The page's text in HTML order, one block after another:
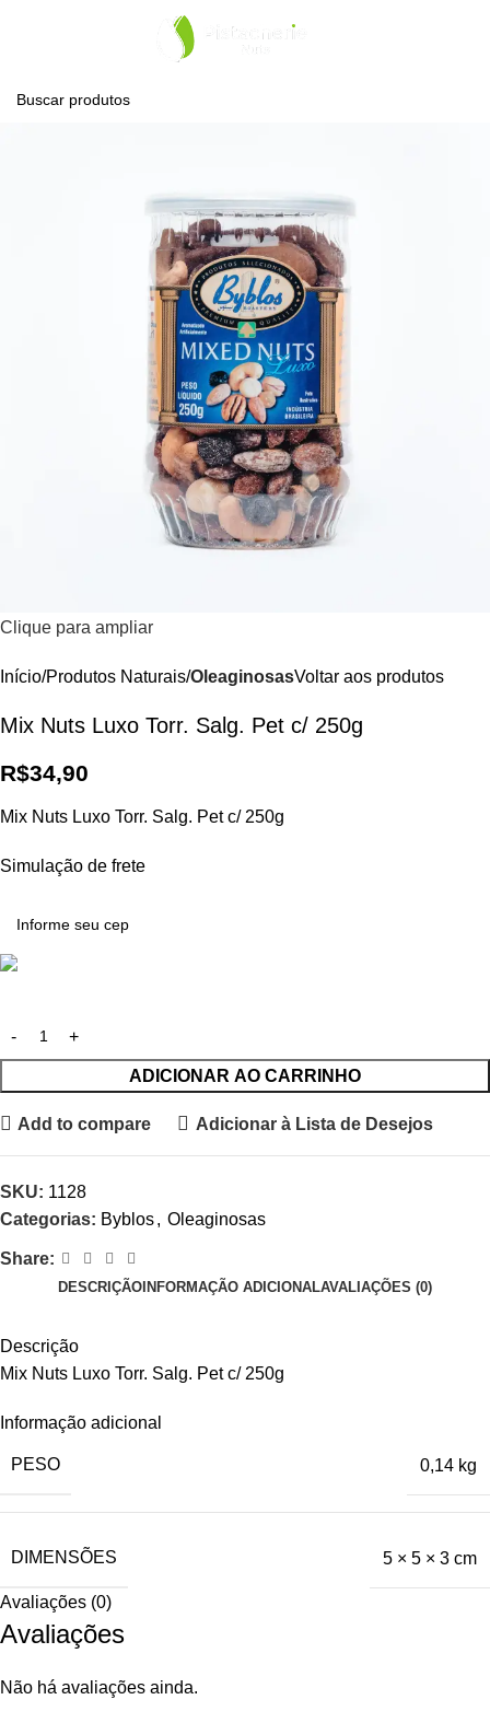
Clique para ampliar
Início Produtos Naturais OleaginosasVoltar aos produtos
Mix Nuts Luxo Torr. Salg. Pet c/ 250g
R$34,90
Mix Nuts Luxo Torr. Salg. Pet c/ 250g
Simulação de frete
ADICIONAR AO CARRINHO
Add to compare Adicionar à Lista de Desejos
SKU: 1128
Categorias: Byblos, Oleaginosas
Share:
DESCRIÇÃO INFORMAÇÃO ADICIONALAVALIAÇÕES (0)
Descrição
Mix Nuts Luxo Torr. Salg. Pet c/ 250g
Informação adicional
PESO 0,14 kg
DIMENSÕES 5 × 5 × 3 cm
Avaliações (0)
Avaliações
Não há avaliações ainda.